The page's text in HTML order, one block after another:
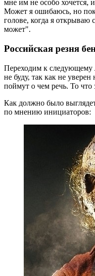
мне им не особо хочется,
Может я ошибаюсь, но
голове, когда я открываю
может".
Российская резня
Переходим к следующему
не буду, так как не
поймут о чем речь. То что
Как должно было
по мнению инициаторов: